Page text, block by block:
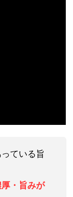
ている旨
・旨みが